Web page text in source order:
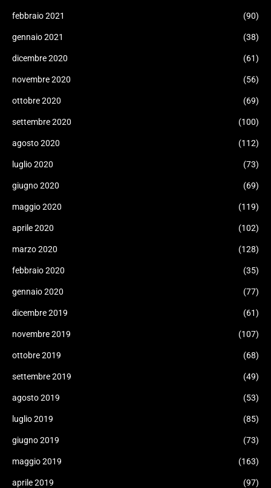
febbraio 2021 (90)
gennaio 2021 (38)
dicembre 2020 (61)
novembre 2020 (56)
ottobre 2020 (69)
settembre 2020 (100)
agosto 2020 (112)
luglio 2020 (73)
giugno 2020 (69)
maggio 2020 (119)
aprile 2020 (102)
marzo 2020 (128)
febbraio 2020 (35)
gennaio 2020 (77)
dicembre 2019 (61)
novembre 2019 (107)
ottobre 2019 (68)
settembre 2019 (49)
agosto 2019 (53)
luglio 2019 (85)
giugno 2019 (73)
maggio 2019 (163)
aprile 2019 (97)